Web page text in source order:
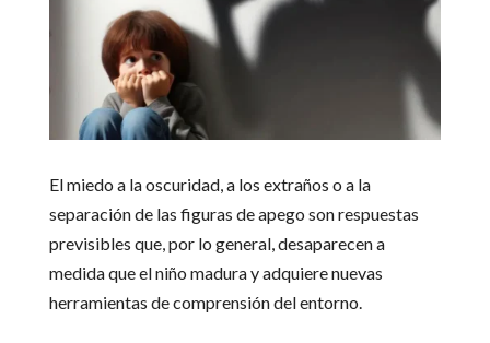
El miedo a la oscuridad, a los extraños o a la
separación de las figuras de apego son respuestas
previsibles que, por lo general, desaparecen a
medida que el niño madura y adquiere nuevas
herramientas de comprensión del entorno.